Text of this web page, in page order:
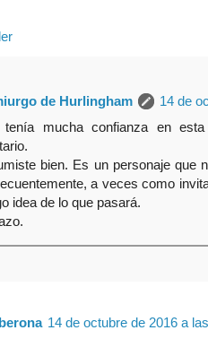
de Hurlingham
14 de
mucha confianza en
bien. Es un personaje que
a veces como
idea de lo que pasará.
14 de octubre de 2016 a